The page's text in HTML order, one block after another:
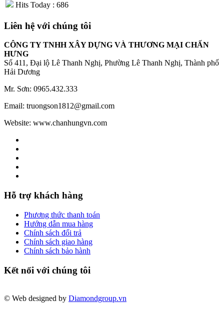
Hits Today : 686
Liên hệ với chúng tôi
CÔNG TY TNHH XÂY DỰNG VÀ THƯƠNG MẠI CHẤN
HƯNG
Số 411, Đại lộ Lê Thanh Nghị, Phường Lê Thanh Nghị, Thành phố
Hải Dương
Mr. Sơn: 0965.432.333
Email: truongson1812@gmail.com
Website: www.chanhungvn.com
Hỗ trợ khách hàng
Phương thức thanh toán
Hướng dẫn mua hàng
Chính sách đổi trả
Chính sách giao hàng
Chính sách bảo hành
Kết nối với chúng tôi
© Web designed by Diamondgroup.vn